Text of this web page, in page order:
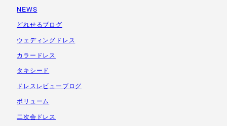
イ
ブ
NEWS
どれせるブログ
ウェディングドレス
カラードレス
タキシード
ドレスレビューブログ
ボリューム
二次会ドレス